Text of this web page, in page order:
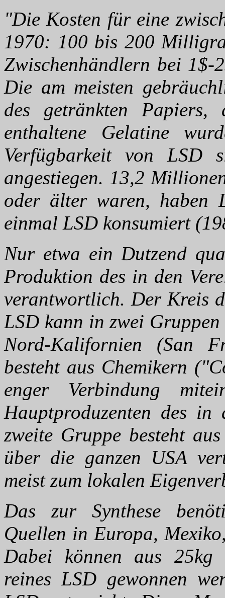
"Die Kosten für eine
1970: 100 bis 200
Zwischenhändlern bei 1$-
Die am meisten
des getränkten
enthaltene Gelatine
Verfügbarkeit von LSD
angestiegen. 13,2
oder älter waren, haben
einmal LSD konsumiert
Nur etwa ein Dutzend
Produktion des in den
verantwortlich. Der Kreis
LSD kann in zwei
Nord-Kalifornien (San
besteht aus Chemikern
enger Verbindung
Hauptproduzenten des
zweite Gruppe besteht
über die ganzen USA
meist zum lokalen
Das zur Synthese
Quellen in Europa,
Dabei können aus 25kg
reines LSD gewonnen